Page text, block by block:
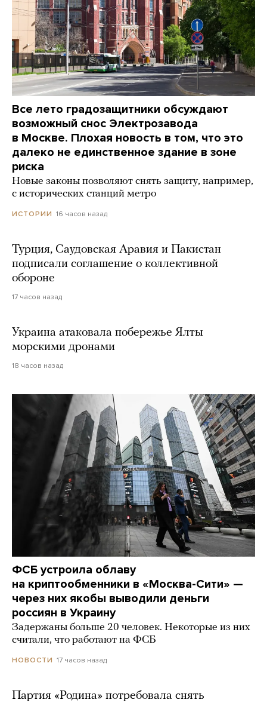
Все лето градозащитники обсуждают
возможный снос Электрозавода
в Москве. Плохая новость в том, что это
далеко не единственное здание в зоне
риска
Новые законы позволяют снять защиту, например,
с исторических станций метро
ИСТОРИИ 16 часов назад
Турция, Саудовская Аравия и Пакистан
подписали соглашение о коллективной
обороне
17 часов назад
Украина атаковала побережье Ялты
морскими дронами
18 часов назад
ФСБ устроила облаву
на криптообменники в «Москва-Сити» —
через них якобы выводили деньги
россиян в Украину
Задержаны больше 20 человек. Некоторые из них
считали, что работают на ФСБ
НОВОСТИ 17 часов назад
Партия «Родина» потребовала снять